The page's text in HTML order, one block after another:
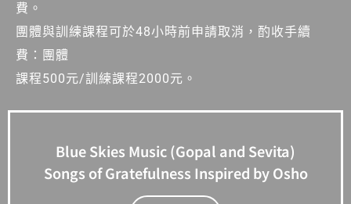
費。
團體與訓練課程可於48小時前申請取消，酌收手續
費：團體
課程500元/訓練課程2000元。
Blue Skies Music (Gopal and Sevita)
Songs of Gratefulness Inspired by Osho